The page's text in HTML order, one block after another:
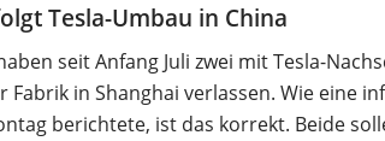
Tesla-Umbau in China
seit Anfang Juli zwei mit Tesla-
Fabrik in Shanghai verlassen. Wie eine
berichtete, ist das korrekt. Beide